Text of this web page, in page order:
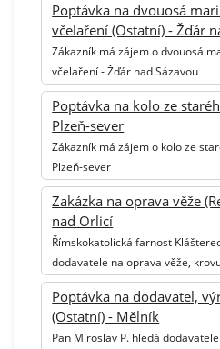
Poptávka na dvouosá
včelaření (Ostatní) - Žďár
Zákazník má zájem o dvouosá
včelaření - Žďár nad Sázavou
Poptávka na kolo ze
Plzeň-sever
Zákazník má zájem o kolo ze
Plzeň-sever
Zakázka na oprava věže
nad Orlicí
Římskokatolická farnost
dodavatele na oprava věže,
Poptávka na dodavatel,
(Ostatní) - Mělník
Pan Miroslav P. hledá